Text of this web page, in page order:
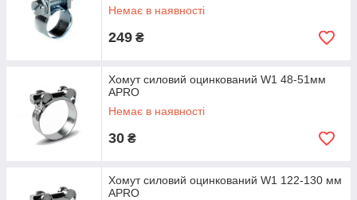
Немає в наявності
249 ₴
Хомут силовий оцинкований W1 48-51мм
APRO
Немає в наявності
30 ₴
Хомут силовий оцинкований W1 122-130 мм
APRO